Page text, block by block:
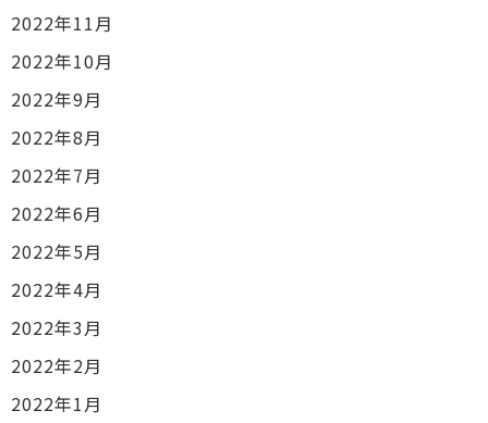
2022年11月
2022年10月
2022年9月
2022年8月
2022年7月
2022年6月
2022年5月
2022年4月
2022年3月
2022年2月
2022年1月